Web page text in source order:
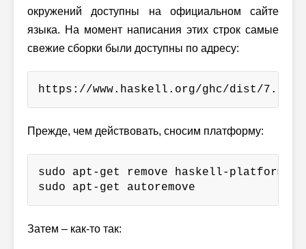
окружений доступны на официальном сайте
языка. На момент написания этих строк самые
свежие сборки были доступны по адресу:
https://www.haskell.org/ghc/dist/
Прежде, чем действовать, сносим платформу:
sudo apt-get remove haskell-platform
sudo apt-get autoremove
Затем – как-то так: